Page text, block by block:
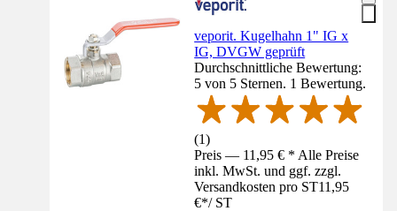
veporit. Kugelhahn 1" IG x
IG, DVGW geprüft
Durchschnittliche Bewertung:
5 von 5 Sternen. 1 Bewertung.
(1)
Preis — 11,95 € * Alle Preise
inkl. MwSt. und ggf. zzgl.
Versandkosten pro ST11,95
€*/ ST